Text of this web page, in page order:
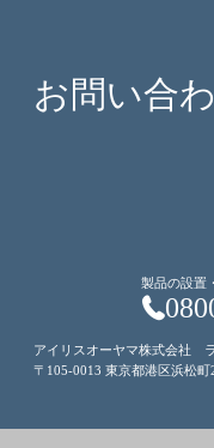
お問い合
製品の設置
アイリスオーヤマ株式会社
〒105-0013 東京都港区浜松